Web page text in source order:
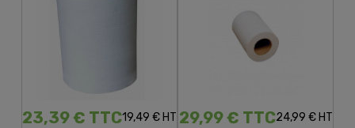
23,39 € TTC19,49 € HT 29,99 € TTC24,99 € HT